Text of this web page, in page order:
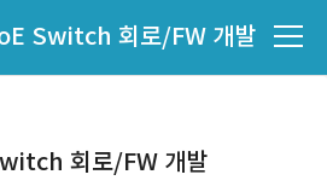
Switch 회로/FW 개발
회로/FW 개발